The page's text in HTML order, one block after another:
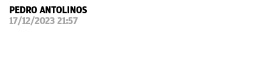
PEDRO ANTOLINOS
17/12/2023 21:57